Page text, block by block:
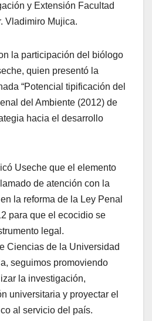
y Extensión Facultad
Vladimiro Mujica.
la participación del biólogo
quien presentó la
“Potencial tipificación del
del Ambiente (2012) de
hacia el desarrollo
Useche que el elemento
de atención con la
la reforma de la Ley Penal
para que el ecocidio se
legal.
Ciencias de la Universidad
seguimos promoviendo
la investigación,
universitaria y proyectar el
al servicio del país.